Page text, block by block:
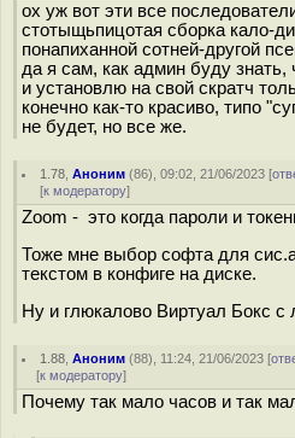
ох уж вот эти все
стотыщьпицотая сборка кало-
понапиханной сотней-другой
да я сам, как админ буду знать,
и установлю на свой скратч
конечно как-то красиво, типо
не будет, но все же.
1.78 ,Аноним (86), 09:02, 21/06/2023 [
[к модератору]
Zoom - это когда пароли и
Тоже мне выбор софта для
текстом в конфиге на диске.
Ну и глюкалово Виртуал Бокс
1.88 ,Аноним (88), 11:24, 21/06/2023 [
[к модератору]
Почему так мало часов и так